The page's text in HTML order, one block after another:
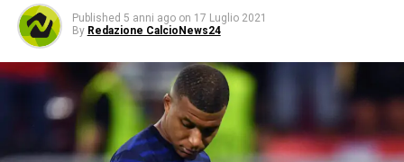
Published 5 anni ago on 17 Luglio 2021
By Redazione CalcioNews24